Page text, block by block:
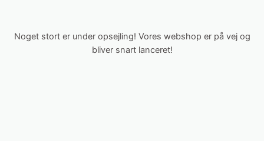
Noget stort er under opsejling! Vores webshop er på vej og
bliver snart lanceret!